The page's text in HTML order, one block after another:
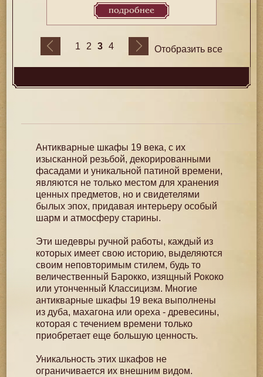
подробнее
1 2 3 4 Отобразить все
Антикварные шкафы 19 века, с их
изысканной резьбой, декорированными
фасадами и уникальной патиной времени,
являются не только местом для хранения
ценных предметов, но и свидетелями
былых эпох, придавая интерьеру особый
шарм и атмосферу старины.
Эти шедевры ручной работы, каждый из
которых имеет свою историю, выделяются
своим неповторимым стилем, будь то
величественный Барокко, изящный Рококо
или утонченный Классицизм. Многие
антикварные шкафы 19 века выполнены
из дуба, махагона или ореха - древесины,
которая с течением времени только
приобретает еще большую ценность.
Уникальность этих шкафов не
ограничивается их внешним видом.